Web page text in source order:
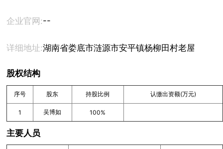
企业官网:--
详细地址:湖南省娄底市涟源市安平镇杨柳田村老屋组吴博
股权结构
序号 股东 持股比例 认缴出资额(万元)
1 吴博如 100%
主要人员